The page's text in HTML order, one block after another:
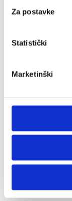
Za postavke
Statistički
Marketinški